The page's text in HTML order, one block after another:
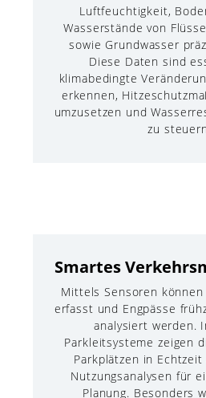
Luftfeuchtigkeit,
Wasserstände von
sowie Grundwasser
Diese Daten sind
klimabedingte
erkennen,
umzusetzen und
zu
Smartes
Mittels Sensoren
erfasst und Engpässe
analysiert werden.
Parkleitsysteme zeigen
Parkplätzen in
Nutzungsanalysen für
Planung. Besonders